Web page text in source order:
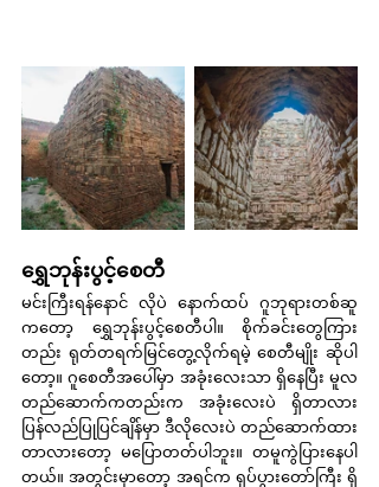
ရွှေဘုန်းပွင့်စေတီ
မင်းကြီးရန်နောင် လိုပဲ နောက်ထပ် ဂူဘုရားတစ်ဆူ
ကတော့ ရွှေဘုန်းပွင့်စေတီပါ။ စိုက်ခင်းတွေကြား
တည်း ရုတ်တရက်မြင်တွေ့လိုက်ရမဲ့ စေတီမျိုး ဆိုပါ
တော့။ ဂူစေတီအပေါ်မှာ အခုံးလေးသာ ရှိနေပြီး မူလ
တည်ဆောက်ကတည်းက အခုံးလေးပဲ ရှိတာလား
ပြန်လည်ပြုပြင်ချိန်မှာ ဒီလိုလေးပဲ တည်ဆောက်ထား
တာလားတော့ မပြောတတ်ပါဘူး။ တမူကွဲပြားနေပါ
တယ်။ အတွင်းမှာတော့ အရင်က ရုပ်ပွားတော်ကြီး ရှိ